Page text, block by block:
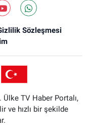
Sözleşmesi
TV Haber Portalı,
ve hızlı bir şekilde